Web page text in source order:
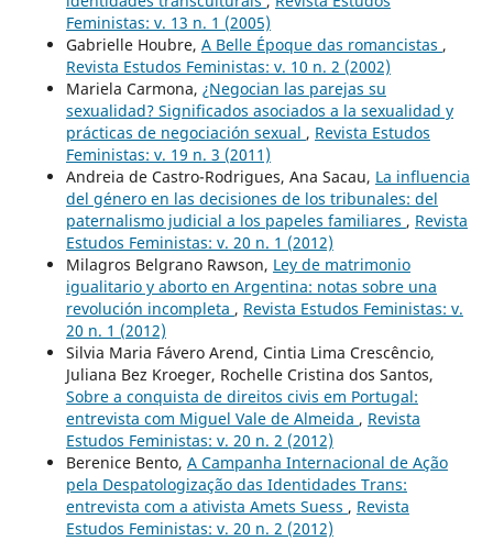
Feministas: v. 13 n. 1 (2005)
Gabrielle Houbre, A Belle Époque das romancistas ,
Revista Estudos Feministas: v. 10 n. 2 (2002)
Mariela Carmona, ¿Negocian las parejas su
sexualidad? Significados asociados a la sexualidad y
prácticas de negociación sexual , Revista Estudos
Feministas: v. 19 n. 3 (2011)
Andreia de Castro-Rodrigues, Ana Sacau, La influencia
del género en las decisiones de los tribunales: del
paternalismo judicial a los papeles familiares , Revista
Estudos Feministas: v. 20 n. 1 (2012)
Milagros Belgrano Rawson, Ley de matrimonio
igualitario y aborto en Argentina: notas sobre una
revolución incompleta , Revista Estudos Feministas: v.
20 n. 1 (2012)
Silvia Maria Fávero Arend, Cintia Lima Crescêncio,
Juliana Bez Kroeger, Rochelle Cristina dos Santos,
Sobre a conquista de direitos civis em Portugal:
entrevista com Miguel Vale de Almeida , Revista
Estudos Feministas: v. 20 n. 2 (2012)
Berenice Bento, A Campanha Internacional de Ação
pela Despatologização das Identidades Trans:
entrevista com a ativista Amets Suess , Revista
Estudos Feministas: v. 20 n. 2 (2012)